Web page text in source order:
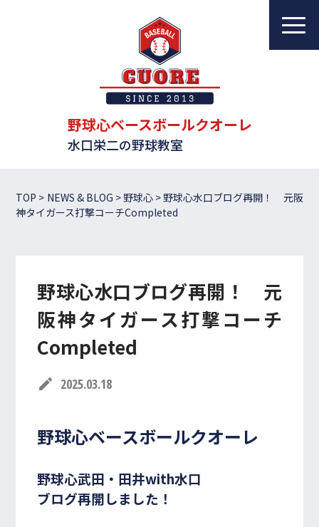
野球心ベースボールクオーレ
水口栄二の野球教室
野球心ベースボールクオーレ
水口栄二の野球教室
レッスンについて
指導者一覧
体験・入会案内
お問い合わせ
入会・体験レッスン
R shopping_cart ONLINE SHOP
TOP > NEWS & BLOG >野球心>野球心水口ブログ再開！ 元阪
神タイガース打撃コーチCompleted
野球心水口ブログ再開！ 元
阪神タイガース打撃コーチ
Completed
edit 2025.03.18
野球心ベースボールクオーレ
野球心武田・田井with水口
ブログ再開しました！